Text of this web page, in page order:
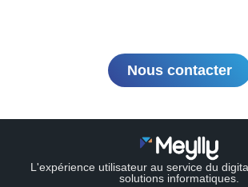
Nous contacter
L'expérience utilisateur au service du
solutions informatiques.